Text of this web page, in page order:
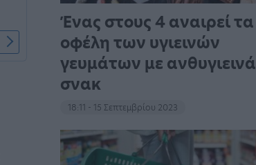
Ένας στους 4 αναιρεί τα
οφέλη των υγιεινών
γευμάτων με ανθυγιεινά
σνακ
18:11 - 15 Σεπτεμβρίου 2023